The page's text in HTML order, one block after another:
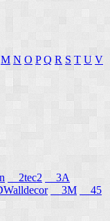
M N O P Q R S T U V
2tec2
3A
3M
45